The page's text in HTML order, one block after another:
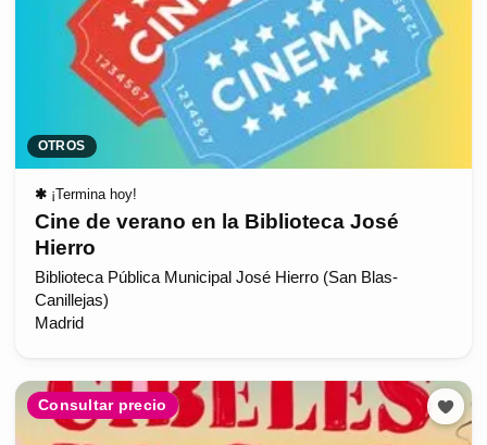
OTROS
✱ ¡Termina hoy!
Cine de verano en la Biblioteca José
Hierro
Biblioteca Pública Municipal José Hierro (San Blas-
Canillejas)
Madrid
Consultar precio